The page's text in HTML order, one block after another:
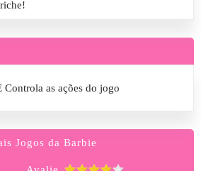
Controla as ações do jogo
Jogos da Barbie